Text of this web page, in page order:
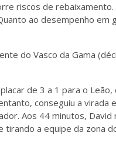
riscos de rebaixamento.
ao desempenho em
do Vasco da Gama
de 3 a 1 para o Leão,
conseguiu a virada
Aos 44 minutos, David
tirando a equipe da zona